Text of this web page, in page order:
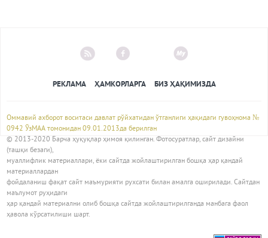
РЕКЛАМА ҲАМКОРЛАРГА БИЗ ҲАҚИМИЗДА
Оммавий ахборот воситаси давлат рўйхатидан ўтганлиги ҳақидаги гувоҳнома №
0942 ЎзМАА томонидан 09.01.2013да берилган
© 2013-2020 Барча ҳуқуқлар ҳимоя қилинган. Фотосуратлар, сайт дизайни
(ташқи безаги),
муаллифлик материаллари, ёки сайтда жойлаштирилган бошқа ҳар қандай
материаллардан
фойдаланиш фақат сайт маъмурияти рухсати билан амалга оширилади. Сайтдан
маълумот руҳидаги
ҳар қандай материални олиб бошқа сайтда жойлаштирилганда манбага фаол
ҳавола кўрсатилиши шарт.